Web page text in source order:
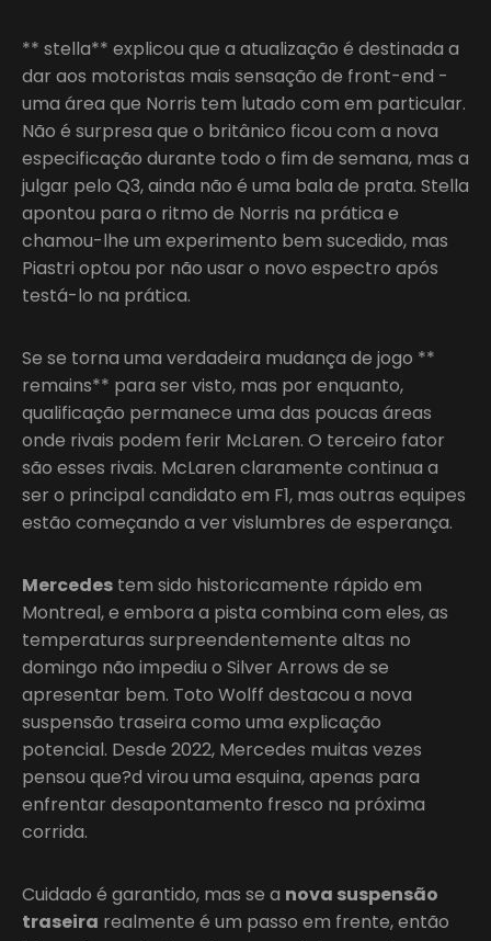
** stella** explicou que a atualização é destinada a
dar aos motoristas mais sensação de front-end -
uma área que Norris tem lutado com em particular.
Não é surpresa que o britânico ficou com a nova
especificação durante todo o fim de semana, mas a
julgar pelo Q3, ainda não é uma bala de prata. Stella
apontou para o ritmo de Norris na prática e
chamou-lhe um experimento bem sucedido, mas
Piastri optou por não usar o novo espectro após
testá-lo na prática.
Se se torna uma verdadeira mudança de jogo **
remains** para ser visto, mas por enquanto,
qualificação permanece uma das poucas áreas
onde rivais podem ferir McLaren. O terceiro fator
são esses rivais. McLaren claramente continua a
ser o principal candidato em F1, mas outras equipes
estão começando a ver vislumbres de esperança.
Mercedes tem sido historicamente rápido em
Montreal, e embora a pista combina com eles, as
temperaturas surpreendentemente altas no
domingo não impediu o Silver Arrows de se
apresentar bem. Toto Wolff destacou a nova
suspensão traseira como uma explicação
potencial. Desde 2022, Mercedes muitas vezes
pensou que?d virou uma esquina, apenas para
enfrentar desapontamento fresco na próxima
corrida.
Cuidado é garantido, mas se a nova suspensão
traseira realmente é um passo em frente, então